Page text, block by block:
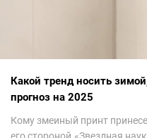
Какой тренд носить
прогноз на 2025
Кому змеиный принт